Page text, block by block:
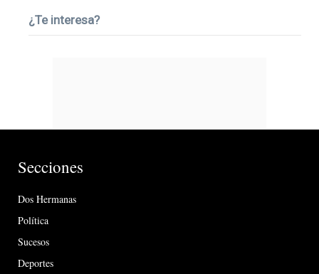
¿Te interesa?
Secciones
Dos Hermanas
Política
Sucesos
Deportes